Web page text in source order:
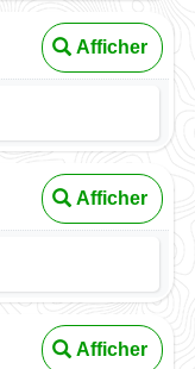
Afficher
Afficher
Afficher